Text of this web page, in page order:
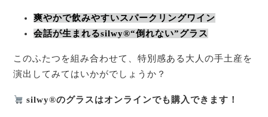
爽やかで飲みやすいスパークリングワイン
会話が生まれるsilwy®“倒れない”グラス
このふたつを組み合わせて、特別感ある大人の手土産を
演出してみてはいかがでしょうか？
silwy®のグラスはオンラインでも購入できます！